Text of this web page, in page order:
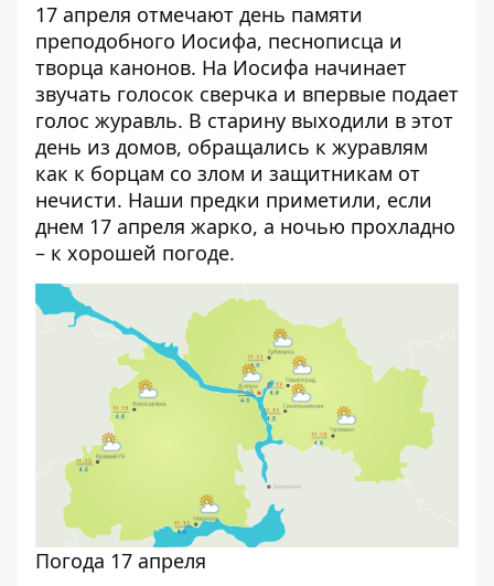
17 апреля отмечают день памяти
преподобного Иосифа, песнописца и
творца канонов. На Иосифа начинает
звучать голосок сверчка и впервые подает
голос журавль. В старину выходили в этот
день из домов, обращались к журавлям
как к борцам со злом и защитникам от
нечисти. Наши предки приметили, если
днем 17 апреля жарко, а ночью прохладно
– к хорошей погоде.
Погода 17 апреля